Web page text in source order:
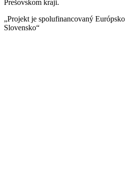
Prešovskom kraji.
„Projekt je spolufinancovaný
Slovensko“